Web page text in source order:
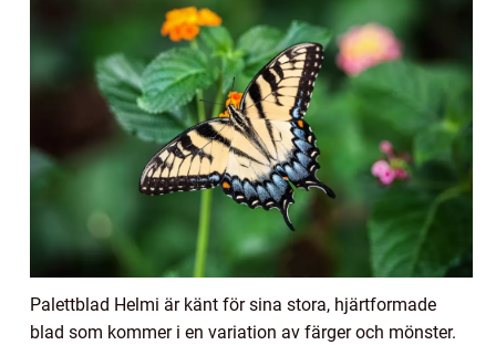
Palettblad Helmi är känt för sina stora, hjärtformade
blad som kommer i en variation av färger och mönster.